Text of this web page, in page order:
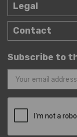
Legal
Contact
Subscribe to